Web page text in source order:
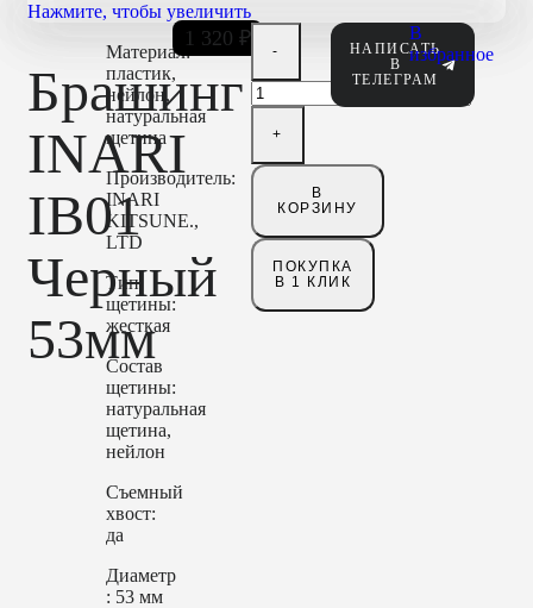
Нажмите, чтобы увеличить
Брашинг
INARI
IB01
Черный
53мм
Материал:
пластик,
нейлон,
натуральная
щетина
Производитель:
INARI
KITSUNE.,
LTD
Тип
щетины:
жесткая
Состав
щетины:
натуральная
щетина,
нейлон
Съемный
хвост:
да
Диаметр
: 53 мм
1 320 ₽
В
КОРЗИНУ
ПОКУПКА
В 1 КЛИК
НАПИСАТЬ
В
ТЕЛЕГРАМ
В
избранное